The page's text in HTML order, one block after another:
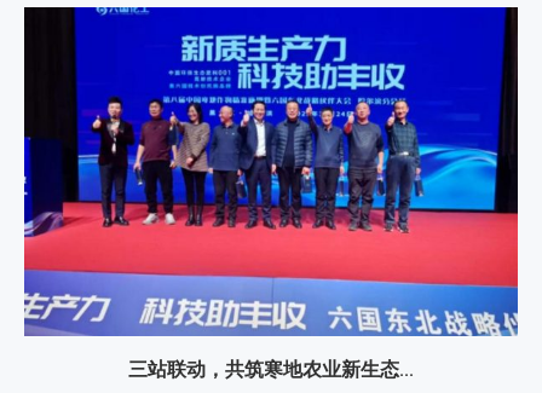
三站联动，共筑寒地农业新生态...